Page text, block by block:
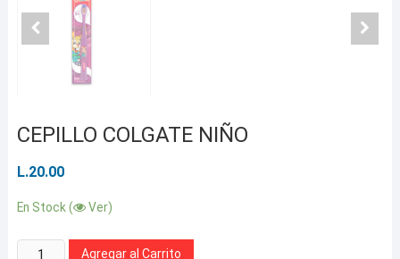
CEPILLO COLGATE NIÑO
L.20.00
En Stock ( Ver)
Cantidad: Agregar al Carrito